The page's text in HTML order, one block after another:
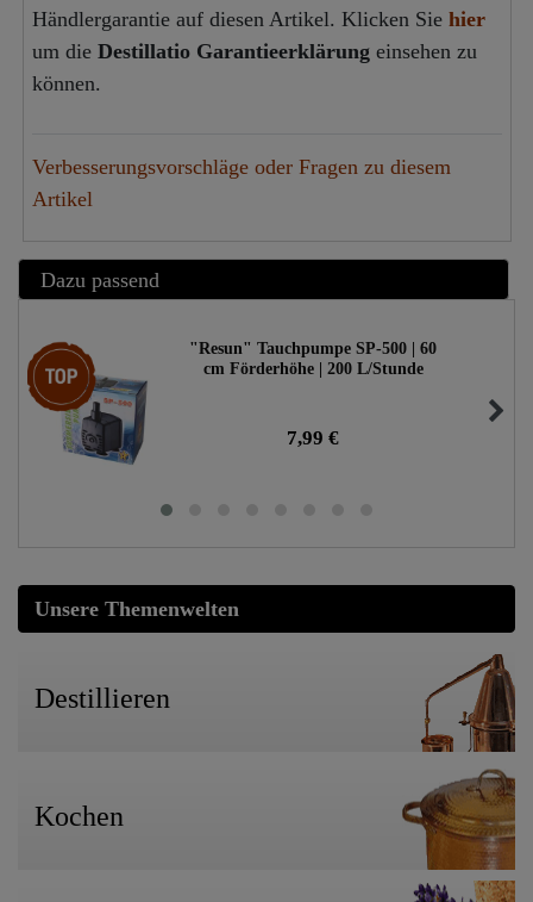
Händlergarantie auf diesen Artikel. Klicken Sie hier
um die Destillatio Garantieerklärungeinsehen zu
können.
Verbesserungsvorschläge oder Fragen zu diesem
Artikel
Dazu passend
Top-Artikel
"Resun" Tauchpumpe SP-500 | 60
cm Förderhöhe | 200 L/Stunde
7,99 €
Unsere Themenwelten
Destillieren
Kochen